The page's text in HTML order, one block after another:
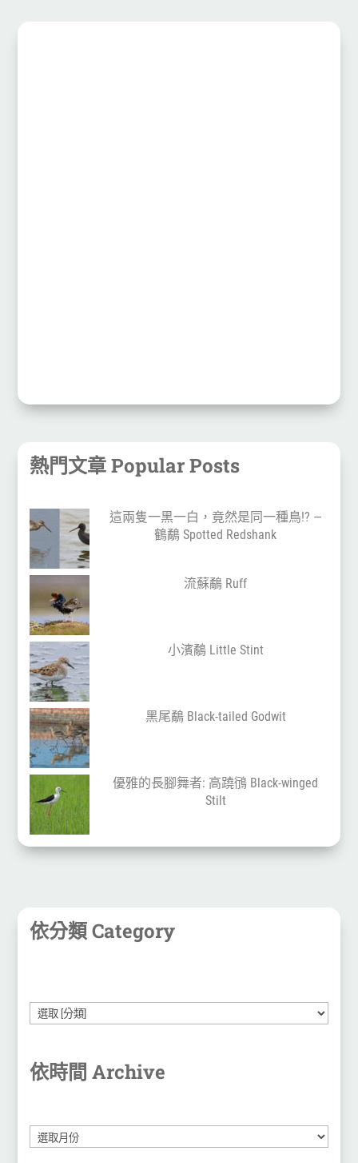
熱門文章 Popular Posts
這兩隻一黑一白，竟然是同一種鳥!? —
鶴鷸 Spotted Redshank
流蘇鷸 Ruff
小濱鷸 Little Stint
黑尾鷸 Black-tailed Godwit
優雅的長腳舞者: 高蹺鴴 Black-winged
Stilt
依分類 Category
依時間 Archive
彙
整